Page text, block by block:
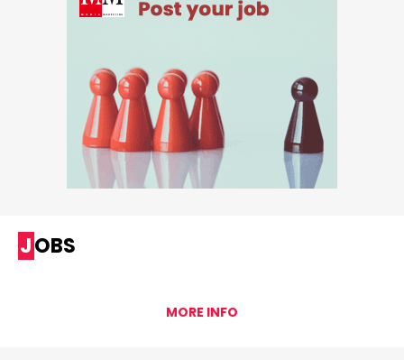
JOBS
MORE INFO